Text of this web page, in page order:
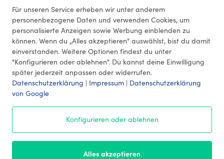
121 Bewertungen (4,33 Durchschnitt)
Für unseren Service erheben wir unter anderem
personenbezogene Daten und verwenden Cookies, um
personalisierte Anzeigen sowie Werbung einblenden zu
können. Wenn du „Alles akzeptieren" auswählst, bist du damit
einverstanden. Weitere Optionen findest du unter
"Konfigurieren oder ablehnen". Du kannst deine Einwilligung
später jederzeit anpassen oder widerrufen.
Datenschutzerklärung | Impressum | Datenschutzerklärung
von Google
Konfigurieren oder ablehnen
Alles akzeptieren